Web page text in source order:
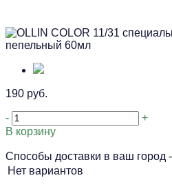
190 руб.
-
+
В корзину
Способы доставки в ваш город -
Нет вариантов